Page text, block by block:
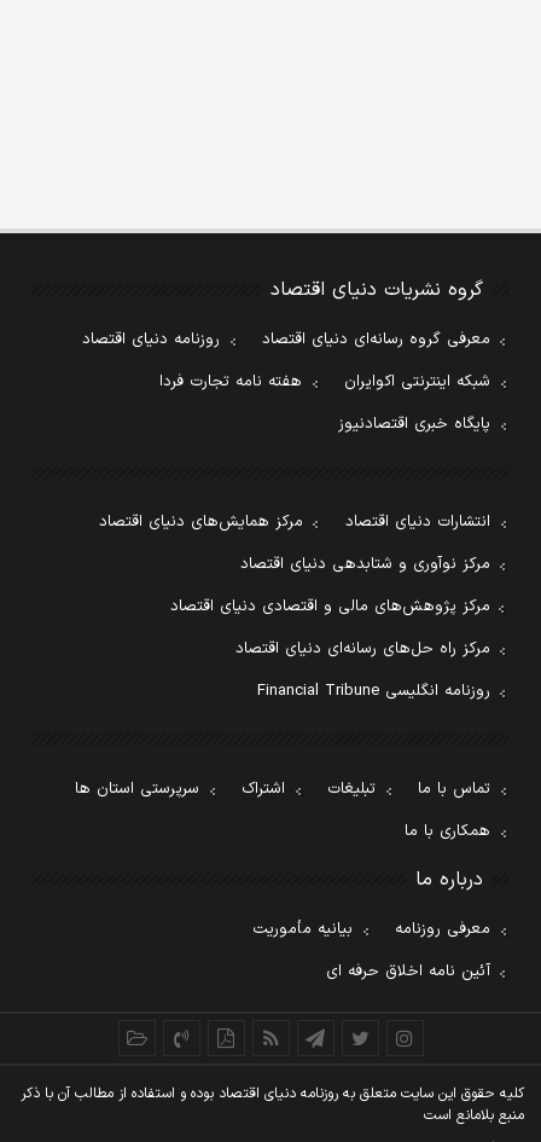
گروه نشریات دنیای اقتصاد
معرفی گروه رسانه‌ای دنیای اقتصاد
روزنامه دنیای اقتصاد
شبکه اینترنتی اکوایران
هفته نامه تجارت فردا
پایگاه خبری اقتصادنیوز
انتشارات دنیای اقتصاد
مرکز همایش‌های دنیای اقتصاد
مرکز نوآوری و شتابدهی دنیای اقتصاد
مرکز پژوهش‌های مالی و اقتصادی دنیای اقتصاد
مرکز راه حل‌های رسانه‌ای دنیای اقتصاد
روزنامه انگلیسی Financial Tribune
تماس با ما تبلیغات اشتراک
سرپرستی استان ها
همکاری با ما
درباره ما
معرفی روزنامه
بیانیه مأموریت
آئین نامه اخلاق حرفه ای
کليه حقوق اين سايت متعلق به روزنامه دنيای اقتصاد بوده و استفاده از مطالب آن با ذکر
منبع بلامانع است